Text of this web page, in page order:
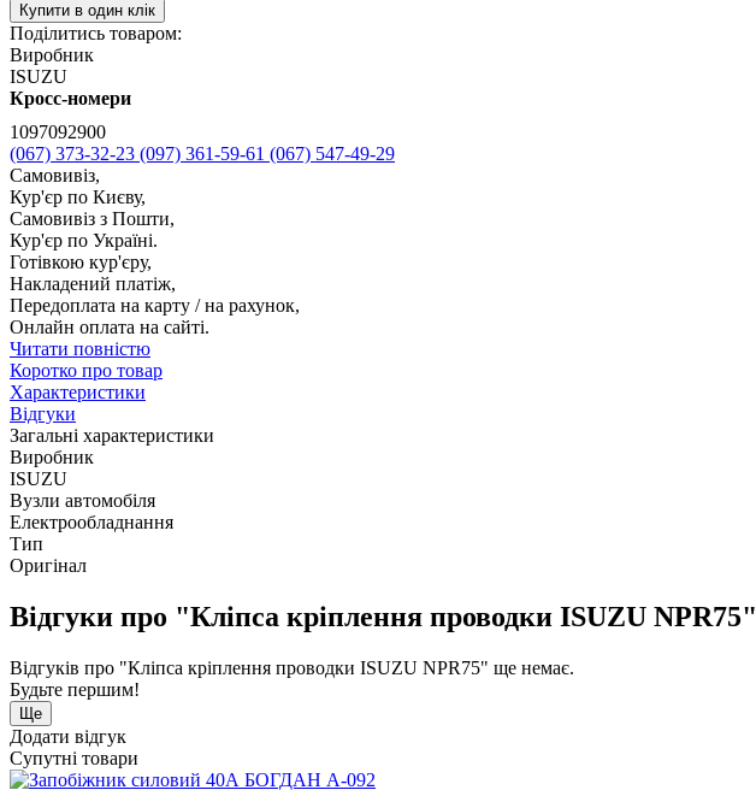
Купити в один клік
Поділитись товаром:
Виробник
ISUZU
Кросс-номери
1097092900
(067) 373-32-23 (097) 361-59-61 (067) 547-49-29
Самовивіз,
Кур'єр по Києву,
Самовивіз з Пошти,
Кур'єр по Україні.
Готівкою кур'єру,
Накладений платіж,
Передоплата на карту / на рахунок,
Онлайн оплата на сайті.
Читати повністю
Коротко про товар
Характеристики
Відгуки
Загальні характеристики
Виробник
ISUZU
Вузли автомобіля
Електрообладнання
Тип
Оригінал
Відгуки про "Кліпса кріплення проводки ISUZU NPR75"
Відгуків про "Кліпса кріплення проводки ISUZU NPR75" ще немає.
Будьте першим!
Ще
Додати відгук
Супутні товари